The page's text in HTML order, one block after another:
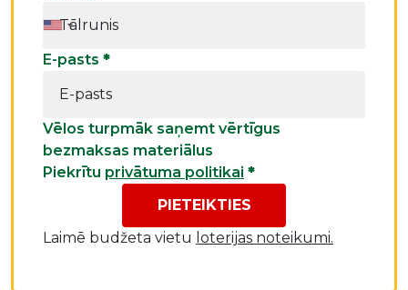
E-pasts *
Vēlos turpmāk saņemt vērtīgus
bezmaksas materiālus
Piekrītu privātuma politikai *
PIETEIKTIES
Laimē budžeta vietu loterijas noteikumi.